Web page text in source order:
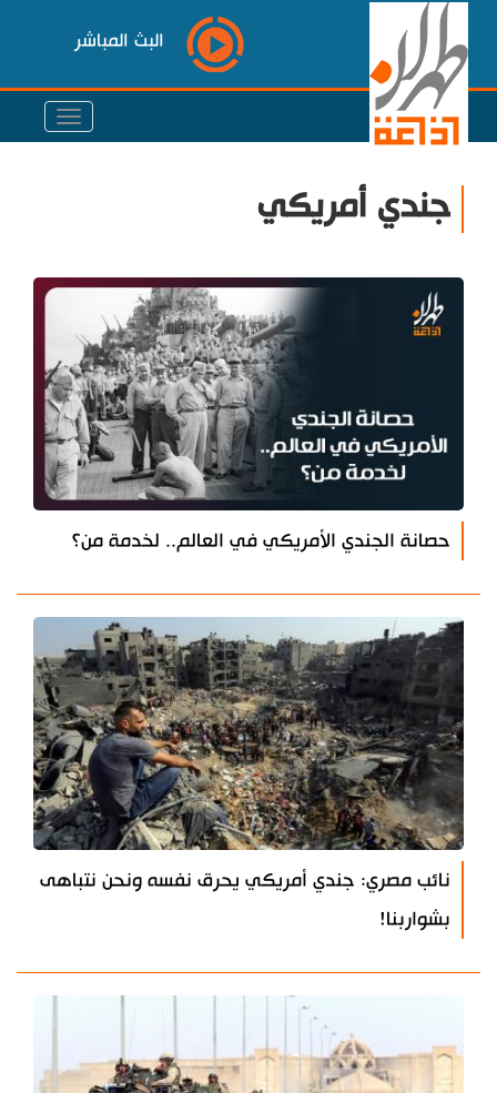
البث المباشر
جندي أمريكي
حصانة الجندي الأمريكي في العالم.. لخدمة من؟
نائب مصري: جندي أمريكي يحرق نفسه ونحن نتباهى
بشواربنا!